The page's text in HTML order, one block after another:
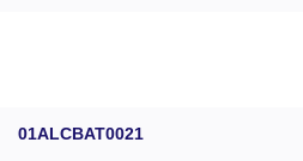
01ALCBAT0021